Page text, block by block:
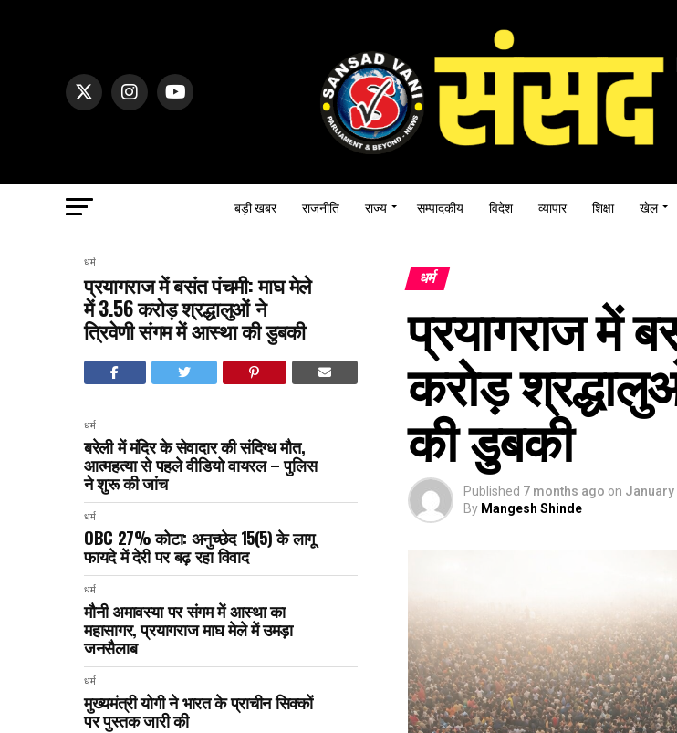
बड़ी खबर राजनीति राज्य सम्पादकीय विदेश व्यापार शिक्षा खेल
धर्म
प्रयागराज में बसंत पंचमी: माघ मेले
में 3.56 करोड़ श्रद्धालुओं ने
त्रिवेणी संगम में आस्था की डुबकी
धर्म
बरेली में मंदिर के सेवादार की संदिग्ध मौत,
आत्महत्या से पहले वीडियो वायरल – पुलिस
ने शुरू की जांच
धर्म
OBC 27% कोटा: अनुच्छेद 15(5) के लागू
फायदे में देरी पर बढ़ रहा विवाद
धर्म
मौनी अमावस्या पर संगम में आस्था का
महासागर, प्रयागराज माघ मेले में उमड़ा
जनसैलाब
धर्म
मुख्यमंत्री योगी ने भारत के प्राचीन सिक्कों
पर पुस्तक जारी की
धर्म
प्रयागराज में
करोड़
की डुबकी
Published 7 months ago on January
By Mangesh Shinde